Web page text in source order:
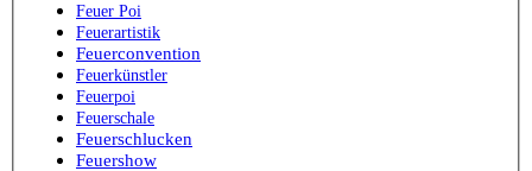
Feuer Poi
Feuerartistik
Feuerconvention
Feuerkünstler
Feuerpoi
Feuerschale
Feuerschlucken
Feuershow